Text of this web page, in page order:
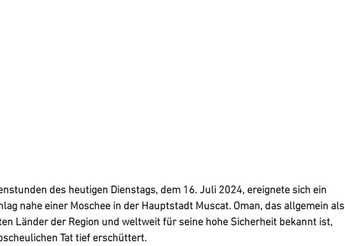
des heutigen Dienstags, dem 16. Juli 2024, ereignete sich ein
nahe einer Moschee in der Hauptstadt Muscat. Oman, das allgemein als
Länder der Region und weltweit für seine hohe Sicherheit bekannt ist,
Tat tief erschüttert.